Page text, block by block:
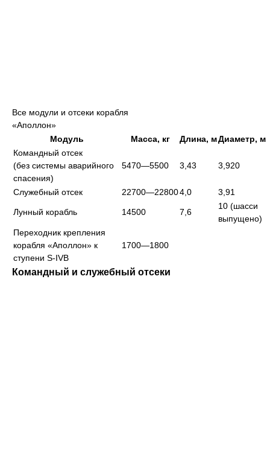
Все модули и отсеки корабля
«Аполлон»
Модуль
Масса, кг Длина, мДиаметр, м
Командный отсек
(без системы аварийного
спасения)
5470—5500 3,43 3,920
Служебный отсек 22700—228004,0 3,91
Лунный корабль 14500 7,6
10 (шасси
выпущено)
Переходник крепления
корабля «Аполлон» к
ступени S-IVB
1700—1800
Командный и служебный отсеки